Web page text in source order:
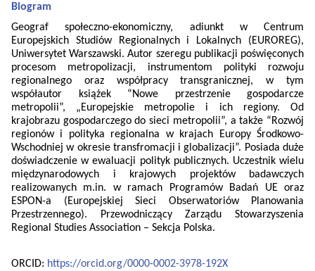
Biogram
Geograf społeczno-ekonomiczny, adiunkt w Centrum
Europejskich Studiów Regionalnych i Lokalnych (EUROREG),
Uniwersytet Warszawski. Autor szeregu publikacji poświęconych
procesom metropolizacji, instrumentom polityki rozwoju
regionalnego oraz współpracy transgranicznej, w tym
współautor książek “Nowe przestrzenie gospodarcze
metropolii”, „Europejskie metropolie i ich regiony. Od
krajobrazu gospodarczego do sieci metropolii”, a także “Rozwój
regionów i polityka regionalna w krajach Europy Środkowo-
Wschodniej w okresie transfromacji i globalizacji”. Posiada duże
doświadczenie w ewaluacji polityk publicznych. Uczestnik wielu
międzynarodowych i krajowych projektów badawczych
realizowanych m.in. w ramach Programów Badań UE oraz
ESPON-a (Europejskiej Sieci Obserwatoriów Planowania
Przestrzennego). Przewodniczący Zarządu Stowarzyszenia
Regional Studies Association – Sekcja Polska.
ORCID: https://orcid.org/0000-0002-3978-192X